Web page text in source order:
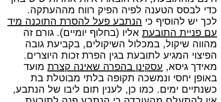
כדי לבסס הטענה לפיה הפיק רווח מההעתקה.
לכך יש להוסיף כי הנתבע פעל להסרת התוכנה מיד
עם פניית התובעת אליו (בחלוף יומיים). גורם זה
מהווה שיקול, במכלול השיקולים, בקביעת גובה
הפיצוי המגיע לתובעת בגין הפרת זכות היוצרים.
מאידך גיסא, עסקינן בהפרה שאינה קצרת מועד
באופן יחסי ונמשכה תקופה בלתי מבוטלת בת
כשנתיים ימים. כמו כן, לענין תום ליבו של הנתבע,